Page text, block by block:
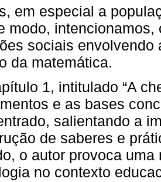
em especial a
modo,
sociais envolvendo
da matemática.
1, intitulado “A
e as bases
salientando a
de saberes e
o autor provoca
no contexto